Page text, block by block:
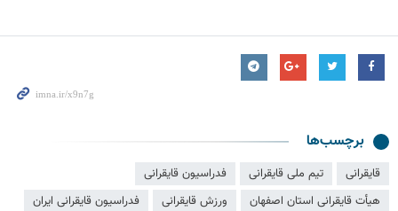
برچسب‌ها
قایقرانی تیم ملی قایقرانی
فدراسیون قایقرانی
هیأت قایقرانی استان اصفهان
ورزش قایقرانی
فدراسیون قایقرانی ایران